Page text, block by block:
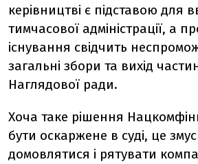
керівництві є підставою для
тимчасової адміністрації, а
існування свідчить
загальні збори та вихід
Наглядової ради.
Хоча таке рішення
бути оскаржене в суді, це
домовлятися і рятувати